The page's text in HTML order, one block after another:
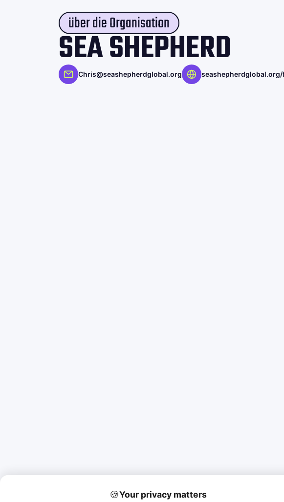
über die Organisation
SEA SHEPHERD
Chris@seashepherdglobal.org
🍪Your privacy matters